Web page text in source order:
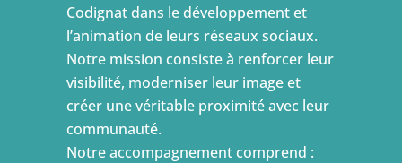
Codignat dans le développement et
l’animation de leurs réseaux sociaux.
Notre mission consiste à renforcer leur
visibilité, moderniser leur image et
créer une véritable proximité avec leur
communauté.
Notre accompagnement comprend :